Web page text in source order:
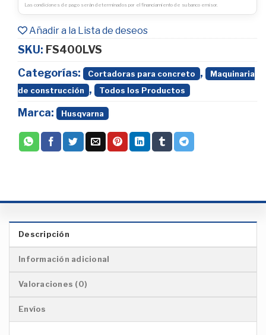
Las condiciones de pago serán determinados por el financiamiento de su banco emisor.
Añadir a la Lista de deseos
SKU: FS400LVS
Categorías:
Cortadoras para concreto ,
Maquinaria
de construcción
, Todos los Productos
Marca: Husqvarna
Descripción
Información adicional
Valoraciones (0)
Envíos